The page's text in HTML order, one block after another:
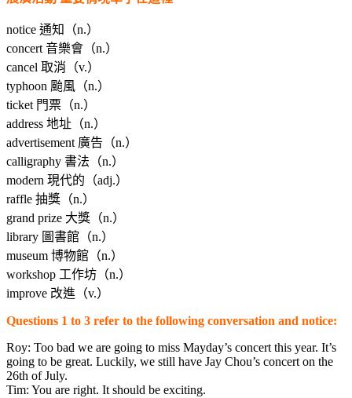
notice 通知（n.）
concert 音樂會（n.）
cancel 取消（v.）
typhoon 颱風（n.）
ticket 門票（n.）
address 地址（n.）
advertisement 廣告（n.）
calligraphy 書法（n.）
modern 現代的（adj.）
raffle 抽獎（n.）
grand prize 大獎（n.）
library 圖書館（n.）
museum 博物館（n.）
workshop 工作坊（n.）
improve 改進（v.）
Questions 1 to 3 refer to the following conversation and notice:
Roy: Too bad we are going to miss Mayday’s concert this year. It’s
going to be great. Luckily, we still have Jay Chou’s concert on the
26th of July.
Tim: You are right. It should be exciting.